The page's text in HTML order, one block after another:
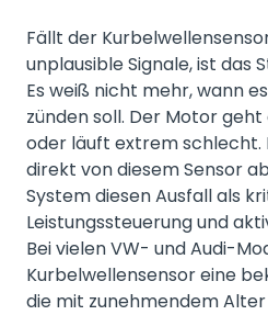
Fällt der
unplausible Signale, ist das
Es weiß nicht mehr, wann
zünden soll. Der Motor
oder läuft extrem schlecht.
direkt von diesem Sensor
System diesen Ausfall als
Leistungssteuerung und
Bei vielen VW- und Audi-
Kurbelwellensensor eine
die mit zunehmendem